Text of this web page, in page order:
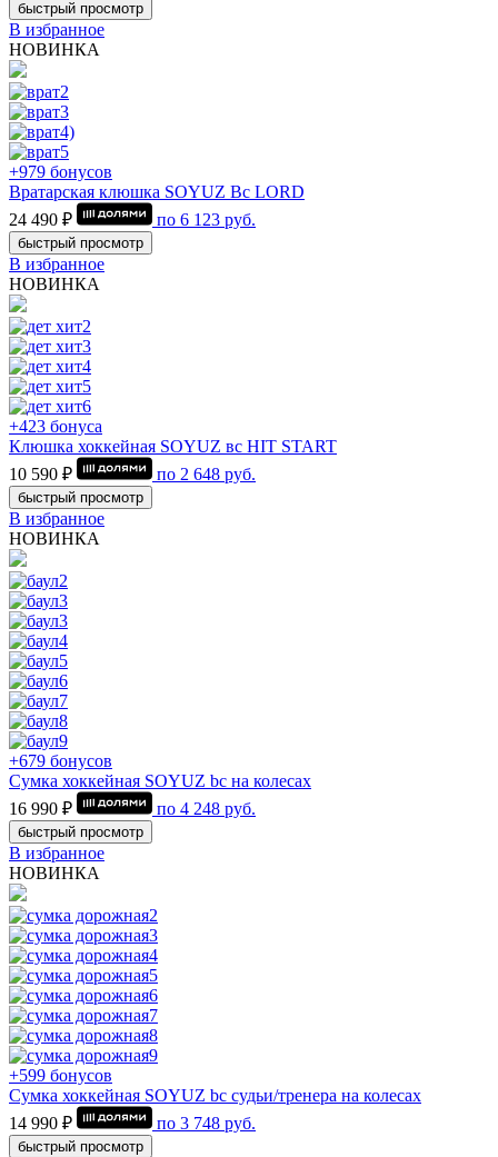
быстрый просмотр
В избранное
НОВИНКА
+979 бонусов
Вратарская клюшка SOYUZ Bc LORD
24 490 ₽
по 6 123 руб.
быстрый просмотр
В избранное
НОВИНКА
+423 бонуса
Клюшка хоккейная SOYUZ вс HIT START
10 590 ₽
по 2 648 руб.
быстрый просмотр
В избранное
НОВИНКА
+679 бонусов
Сумка хоккейная SOYUZ bc на колесах
16 990 ₽
по 4 248 руб.
быстрый просмотр
В избранное
НОВИНКА
+599 бонусов
Сумка хоккейная SOYUZ bc судьи/тренера на колесах
14 990 ₽
по 3 748 руб.
быстрый просмотр